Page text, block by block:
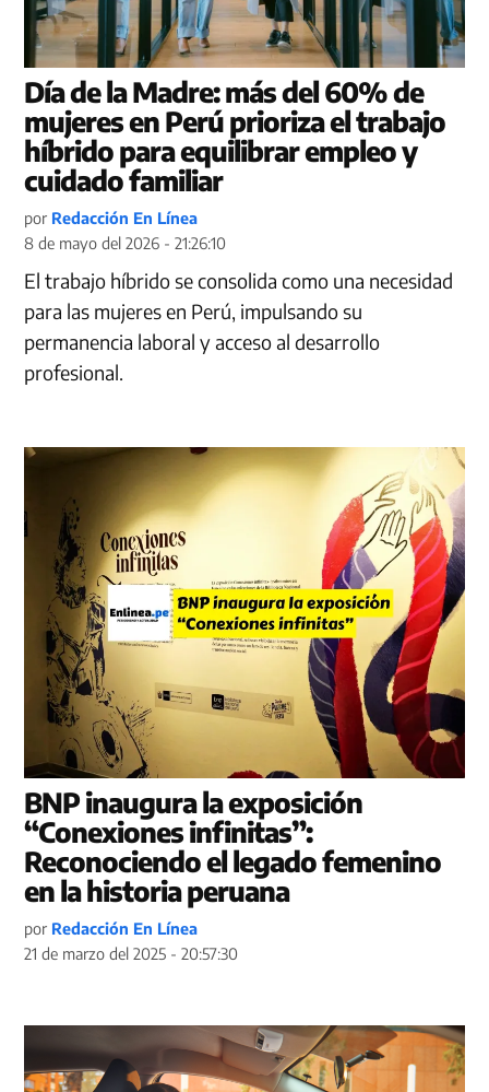
Día de la Madre: más del 60% de
mujeres en Perú prioriza el trabajo
híbrido para equilibrar empleo y
cuidado familiar
por Redacción En Línea
8 de mayo del 2026 - 21:26:10
El trabajo híbrido se consolida como una necesidad
para las mujeres en Perú, impulsando su
permanencia laboral y acceso al desarrollo
profesional.
BNP inaugura la exposición
“Conexiones infinitas”:
Reconociendo el legado femenino
en la historia peruana
por Redacción En Línea
21 de marzo del 2025 - 20:57:30